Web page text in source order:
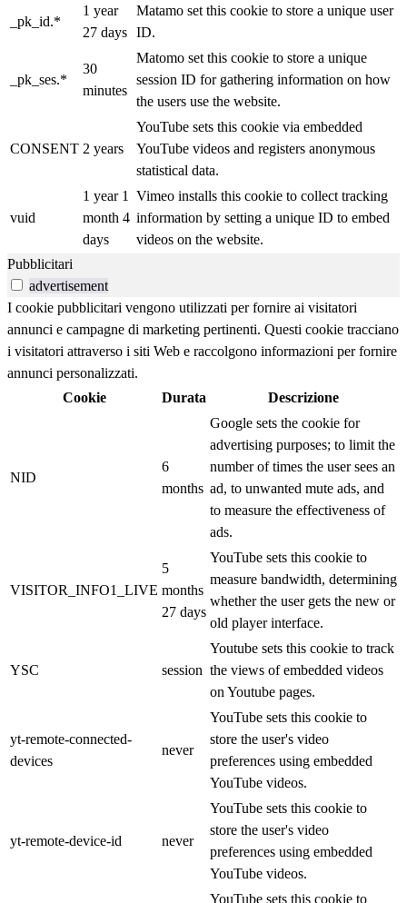
_pk_id.*
1 year
27 days
Matamo set this cookie to store a unique user
ID.
_pk_ses.*
30
minutes
Matomo set this cookie to store a unique
session ID for gathering information on how
the users use the website.
CONSENT 2 years
YouTube sets this cookie via embedded
YouTube videos and registers anonymous
statistical data.
vuid
1 year 1
month 4
days
Vimeo installs this cookie to collect tracking
information by setting a unique ID to embed
videos on the website.
Pubblicitari
advertisement
I cookie pubblicitari vengono utilizzati per fornire ai visitatori
annunci e campagne di marketing pertinenti. Questi cookie tracciano
i visitatori attraverso i siti Web e raccolgono informazioni per fornire
annunci personalizzati.
Cookie
Durata Descrizione
NID
6
months
Google sets the cookie for
advertising purposes; to limit the
number of times the user sees an
ad, to unwanted mute ads, and
to measure the effectiveness of
ads.
VISITOR_INFO1_LIVE
5
months
27 days
YouTube sets this cookie to
measure bandwidth, determining
whether the user gets the new or
old player interface.
YSC session
Youtube sets this cookie to track
the views of embedded videos
on Youtube pages.
yt-remote-connected-
devices
never
YouTube sets this cookie to
store the user's video
preferences using embedded
YouTube videos.
yt-remote-device-id never
YouTube sets this cookie to
store the user's video
preferences using embedded
YouTube videos.
YouTube sets this cookie to